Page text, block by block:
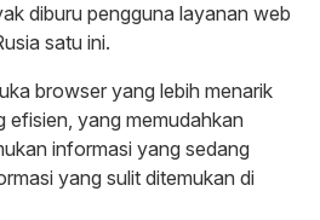
diburu pengguna layanan web
satu ini.
browser yang lebih menarik
efisien, yang memudahkan
informasi yang sedang
yang sulit ditemukan di